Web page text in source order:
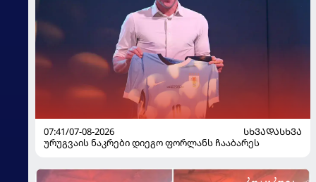
07:41/07-08-2026
ᲡᲮᲕᲐᲓᲐᲡᲮᲕᲐ
ურუგვაის ნაკრები დიეგო ფორლანს ჩააბარეს